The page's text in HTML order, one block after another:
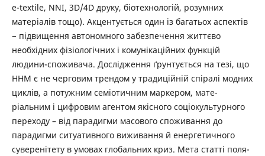
e-textile, NNI, 3D/4D друку, біотехнологій, розумних
матеріалів тощо). Акцентується один із багатьох аспектів
− підвищення автономного забезпечення життєво
необхідних фізіологічних і комунікаційних функцій
людини-споживача. Дослідження ґрунтується на тезі, що
ННМ є не черговим трендом у традиційній спіралі модних
циклів, а потужним семіотичним маркером, мате-
ріальним і цифровим агентом якісного соціокультурного
переходу – від парадигми масового споживання до
парадигми ситуативного виживання й енергетичного
суверенітету в умовах глобальних криз. Мета статті поля-